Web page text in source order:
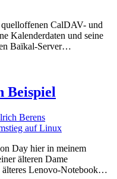
CalDAV- und
Kalenderdaten und seine
Baïkal-Server…
Beispiel
Berens
Day hier in meinem
älteren Dame
älteres Lenovo-Notebook…